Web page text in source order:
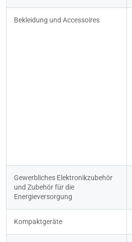
Bekleidung und Accessoires
Gewerbliches Elektronikzubehör
und Zubehör für die
Energieversorgung
Kompaktgeräte